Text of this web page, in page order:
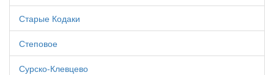
Старые Кодаки
Степовое
Сурско-Клевцево